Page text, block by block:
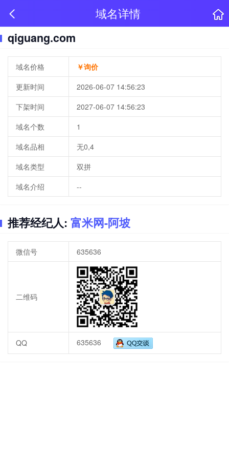
域名详情
qiguang.com
域名价格
￥询价
更新时间
2026-06-07 14:56:23
下架时间
2027-06-07 14:56:23
域名个数
1
域名品相
无0,4
域名类型
双拼
域名介绍
--
推荐经纪人: 富米网-阿坡
微信号 635636
二维码
QQ 635636